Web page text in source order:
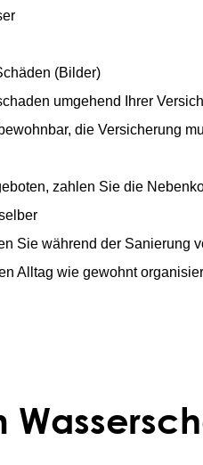
(Bilder)
umgehend Ihrer
die Versicherung
zahlen Sie die
Sie während der Sanierung
Alltag wie gewohnt